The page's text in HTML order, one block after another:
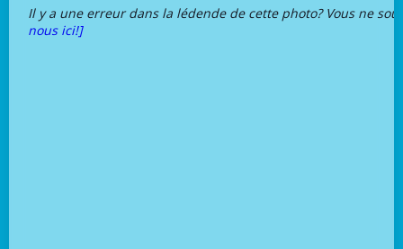
Il y a une erreur dans la lédende de cette photo? Vous ne
nous ici!]